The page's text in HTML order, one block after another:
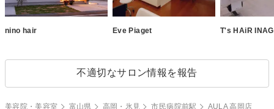
nino hair Eve Piaget T's HAiR
不適切なサロン情報を報告
美容院・美容室 富山県 高岡・氷見 市民病院前駅 AULA 高岡店